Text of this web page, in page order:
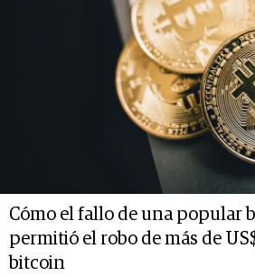
Cómo el fallo de una popular
permitió el robo de más de
bitcoin